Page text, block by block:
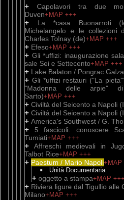
+ Capolavori tra due
Duven+MAP +++
+
La *casa Buonarroti
Michelangelo e le collezioni
Charles Tolnay (de)+MAP +++
+ Efeso+MAP +++
+ Gli *uffizi: inaugurazione
sale Sei e Settecento+MAP +++
+ Lake Balaton / Pongrac
+ Gli *uffizi restauri ("La
"Madonna delle arpie"
Sarto)+MAP +++
+ Civiltà del Seicento a Napoli
+ Civiltà del Seicento a Napoli
+ America's Southwest / G.
+ 5 fascicoli: conoscere
Tumiati+MAP +++
+ Affreschi medievali in
Talbot Rice+MAP +++
+ Paestum / Mario Napoli+MAP
Unità Documentaria
+ oggetto a stampa+MAP +++
+ Riviera ligure dal Tigullio alle
Milano+MAP +++